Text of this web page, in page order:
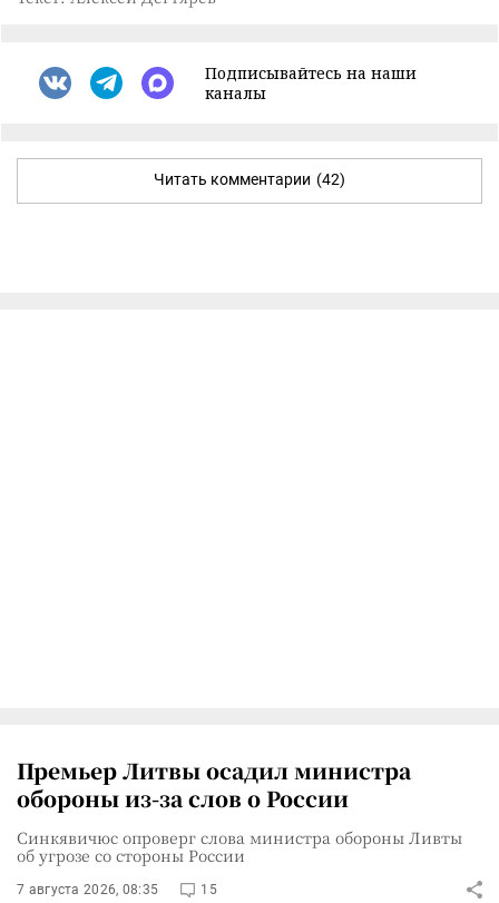
Подписывайтесь на наши
каналы
Читать комментарии (42)
Премьер Литвы осадил министра
обороны из-за слов о России
Синкявичюс опроверг слова министра обороны Ливты
об угрозе со стороны России
7 августа 2026, 08:35 15